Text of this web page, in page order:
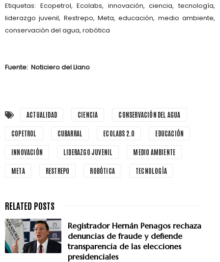
Etiquetas: Ecopetrol, Ecolabs, innovación, ciencia, tecnología,
liderazgo juvenil, Restrepo, Meta, educación, medio ambiente,
conservación del agua, robótica
Fuente: Noticiero del Llano
ACTUALIDAD CIENCIA CONSERVACIÓN DEL AGUA
COPETROL CUBARRAL ECOLABS 2.0 EDUCACIÓN
INNOVACIÓN LIDERAZGO JUVENIL MEDIO AMBIENTE
META RESTREPO ROBÓTICA TECNOLOGÍA
Registrador Hernán Penagos rechaza
denuncias de fraude y defiende
transparencia de las elecciones
presidenciales